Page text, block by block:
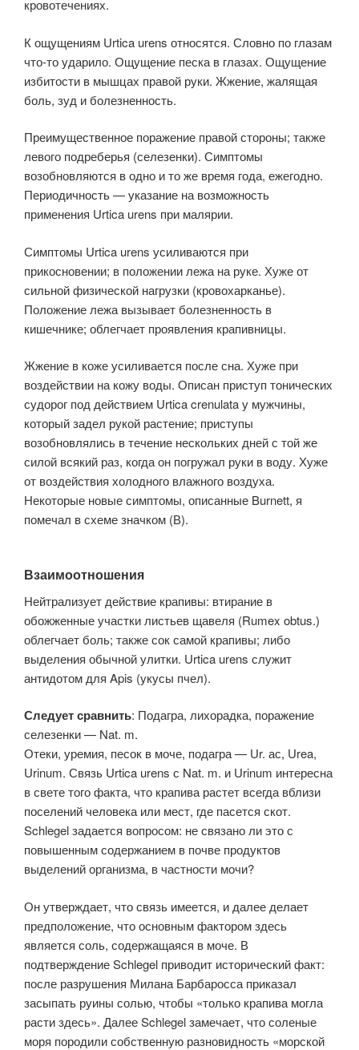
кровотечениях.
К ощущениям Urtica urens относятся. Словно по глазам
что-то ударило. Ощущение песка в глазах. Ощущение
избитости в мышцах правой руки. Жжение, жалящая
боль, зуд и болезненность.
Преимущественное поражение правой стороны; также
левого подреберья (селезенки). Симптомы
возобновляются в одно и то же время года, ежегодно.
Периодичность — указание на возможность
применения Urtica urens при малярии.
Симптомы Urtica urens усиливаются при
прикосновении; в положении лежа на руке. Хуже от
сильной физической нагрузки (кровохарканье).
Положение лежа вызывает болезненность в
кишечнике; облегчает проявления крапивницы.
Жжение в коже усиливается после сна. Хуже при
воздействии на кожу воды. Описан приступ тонических
судорог под действием Urtica crenulata у мужчины,
который задел рукой растение; приступы
возобновлялись в течение нескольких дней с той же
силой всякий раз, когда он погружал руки в воду. Хуже
от воздействия холодного влажного воздуха.
Некоторые новые симптомы, описанные Burnett, я
помечал в схеме значком (В).
Взаимоотношения
Нейтрализует действие крапивы: втирание в
обожженные участки листьев щавеля (Rumex obtus.)
облегчает боль; также сок самой крапивы; либо
выделения обычной улитки. Urtica urens служит
антидотом для Apis (укусы пчел).
Следует сравнить: Подагра, лихорадка, поражение
селезенки — Nat. m.
Отеки, уремия, песок в моче, подагра — Ur. ас, Urea,
Urinum. Связь Urtica urens с Nat. m. и Urinum интересна
в свете того факта, что крапива растет всегда вблизи
поселений человека или мест, где пасется скот.
Schlegel задается вопросом: не связано ли это с
повышенным содержанием в почве продуктов
выделений организма, в частности мочи?
Он утверждает, что связь имеется, и далее делает
предположение, что основным фактором здесь
является соль, содержащаяся в моче. В
подтверждение Schlegel приводит исторический факт:
после разрушения Милана Барбаросса приказал
засыпать руины солью, чтобы «только крапива могла
расти здесь». Далее Schlegel замечает, что соленые
моря породили собственную разновидность «морской